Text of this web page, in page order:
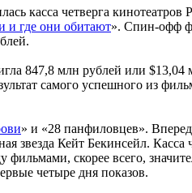
касса четверга
и где они обитают». Спин-офф
847,8 млн рублей или
самого успешного из
» и «28 панфиловцев».
звезда Кейт Бекинсейл.
скорее всего,
четыре дня показов.